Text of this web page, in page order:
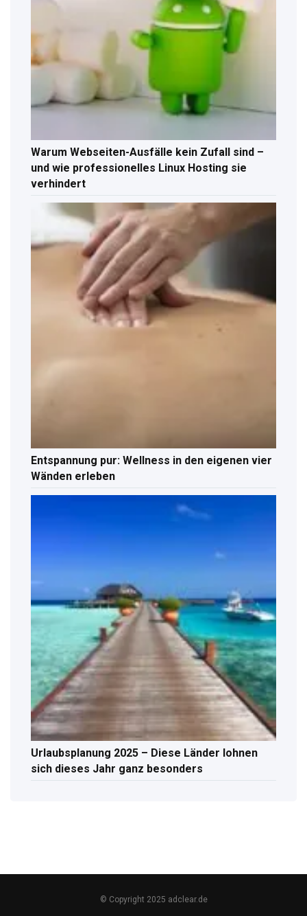
Warum Webseiten-Ausfälle kein Zufall sind –
und wie professionelles Linux Hosting sie
verhindert
Entspannung pur: Wellness in den eigenen vier
Wänden erleben
Urlaubsplanung 2025 – Diese Länder lohnen
sich dieses Jahr ganz besonders
© Copyright 2025 adclear.de